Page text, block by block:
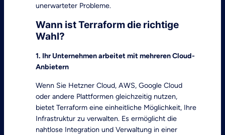
unerwarteter Probleme.
Wann ist Terraform die richtige
Wahl?
1. Ihr Unternehmen arbeitet mit mehreren Cloud-
Anbietern
Wenn Sie Hetzner Cloud, AWS, Google Cloud
oder andere Plattformen gleichzeitig nutzen,
bietet Terraform eine einheitliche Möglichkeit, Ihre
Infrastruktur zu verwalten. Es ermöglicht die
nahtlose Integration und Verwaltung in einer